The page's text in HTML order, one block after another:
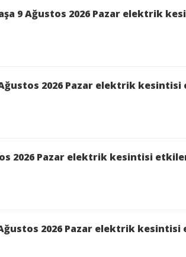
9 Ağustos 2026 Pazar elektrik
2026 Pazar elektrik
2026 Pazar elektrik kesintisi
2026 Pazar elektrik